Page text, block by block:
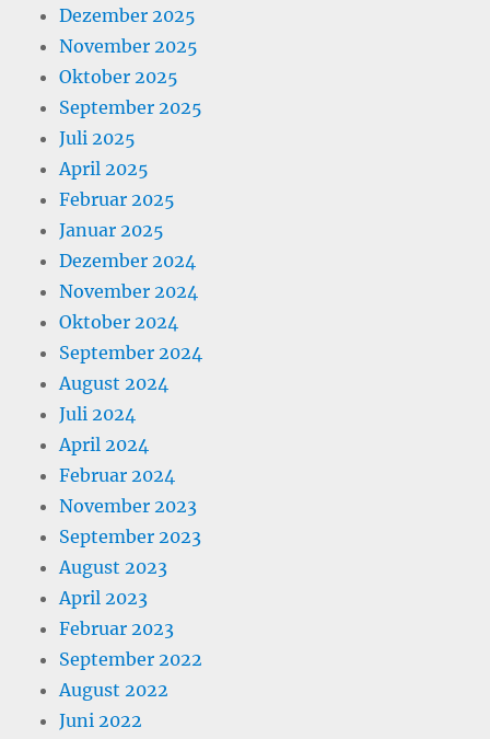
Dezember 2025
November 2025
Oktober 2025
September 2025
Juli 2025
April 2025
Februar 2025
Januar 2025
Dezember 2024
November 2024
Oktober 2024
September 2024
August 2024
Juli 2024
April 2024
Februar 2024
November 2023
September 2023
August 2023
April 2023
Februar 2023
September 2022
August 2022
Juni 2022